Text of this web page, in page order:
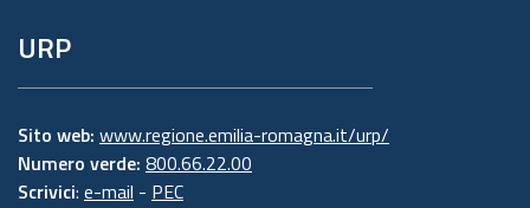
URP
Sito web: www.regione.emilia-romagna.it/urp/
Numero verde: 800.66.22.00
Scrivici: e-mail - PEC